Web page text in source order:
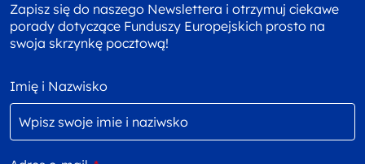
Zapisz się do naszego Newslettera i otrzymuj ciekawe
porady dotyczące Funduszy Europejskich prosto na
swoja skrzynkę pocztową!
Imię i Nazwisko